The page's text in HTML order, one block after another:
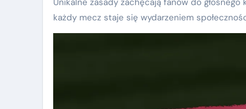
każdy mecz staje się wydarzeniem